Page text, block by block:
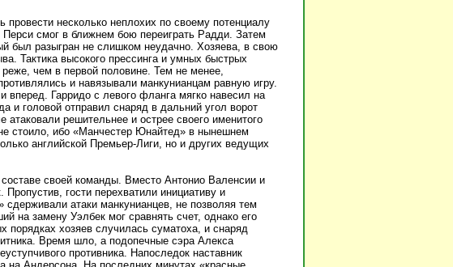
несколько неплохих по своему потенциалу
смог в ближнем бою переиграть Радди. Затем
был разыгран не слишком неудачно. Хозяева, в свою
Тактика высокого прессинга и умных быстрых
чем в первой половине. Тем не менее,
и навязывали манкунианцам равную игру.
вперед. Гарридо с левого фланга мягко навесил на
и головой отправил снаряд в дальний угол ворот
решительнее и острее своего именитого
стоило, ибо «Манчестер Юнайтед» в нынешнем
английской Премьер-Лиги, но и других ведущих
своей команды. Вместо Антонио Валенсии и
гости перехватили инициативу и
атаки манкунианцев, не позволяя тем
замену Уэлбек мог сравнять счет, однако его
порядках хозяев случилась суматоха, и снаряд
Время шло, а подопечные сэра Алекса
противника. Напоследок наставник